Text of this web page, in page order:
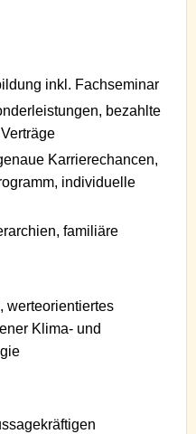
inkl. Fachseminar
bezahlte
Karrierechancen,
individuelle
familiäre
werteorientiertes
Klima- und